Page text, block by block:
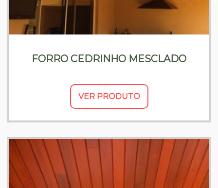
FORRO CEDRINHO MESCLADO
VER PRODUTO